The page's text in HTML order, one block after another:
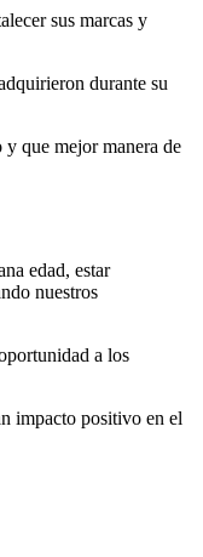
sus marcas y
durante su
y que mejor manera de
edad, estar
nuestros
a los
impacto positivo en el